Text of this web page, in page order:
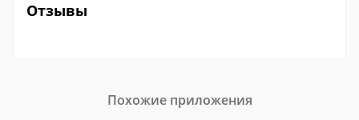
Отзывы
Похожие приложения